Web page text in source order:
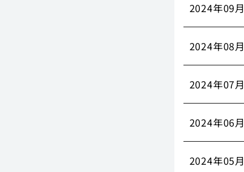
2024年09月
2024年08月
2024年07月
2024年06月
2024年05月